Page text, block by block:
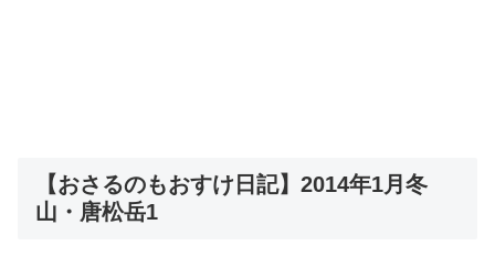
【おさるのもおすけ日記】2014年1月冬
山・唐松岳1